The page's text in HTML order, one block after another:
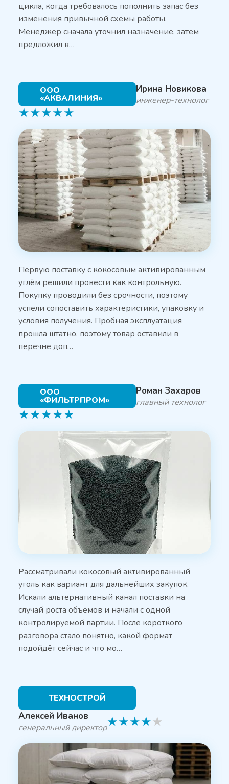
цикла, когда требовалось пополнить запас без
изменения привычной схемы работы.
Менеджер сначала уточнил назначение, затем
предложил в…
ООО
«АКВАЛИНИЯ»
Ирина Новикова
инженер-технолог
★★★★★
Первую поставку с кокосовым активированным
углём решили провести как контрольную.
Покупку проводили без срочности, поэтому
успели сопоставить характеристики, упаковку и
условия получения. Пробная эксплуатация
прошла штатно, поэтому товар оставили в
перечне доп…
ООО
«ФИЛЬТРПРОМ»
Роман Захаров
главный технолог
★★★★★
Рассматривали кокосовый активированный
уголь как вариант для дальнейших закупок.
Искали альтернативный канал поставки на
случай роста объёмов и начали с одной
контролируемой партии. После короткого
разговора стало понятно, какой формат
подойдёт сейчас и что мо…
ТЕХНОСТРОЙ
Алексей Иванов
генеральный директор★★★★★